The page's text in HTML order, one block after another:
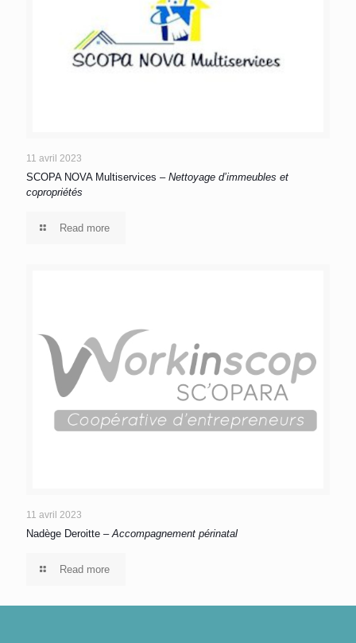
11 avril 2023
SCOPA NOVA Multiservices – Nettoyage d’immeubles et
copropriétés
Read more
11 avril 2023
Nadège Deroitte –Accompagnement périnatal
Read more